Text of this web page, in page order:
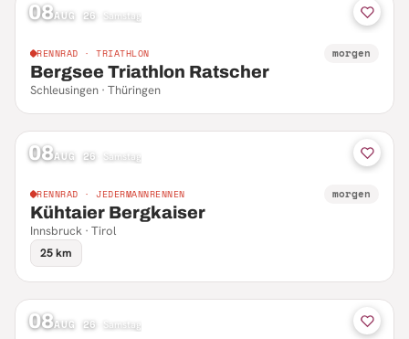
08AUG 26 Samstag
RENNRAD · TRIATHLON morgen
Bergsee Triathlon Ratscher
Schleusingen · Thüringen
08AUG 26 Samstag
RENNRAD · JEDERMANNRENNEN morgen
Kühtaier Bergkaiser
Innsbruck · Tirol
25 km
08AUG 26 Samstag